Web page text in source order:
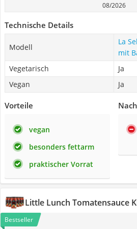
08/2026
Technische Details
Modell
La
mit
Vegetarisch
Ja
Vegan
Ja
Vorteile
vegan
besonders fettarm
praktischer Vorrat
Little Lunch Tomatensauce
Bestseller